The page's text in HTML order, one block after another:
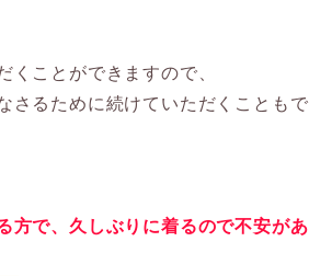
くことができますので、
さるために続けていただくこともで
方で、久しぶりに着るので不安があ